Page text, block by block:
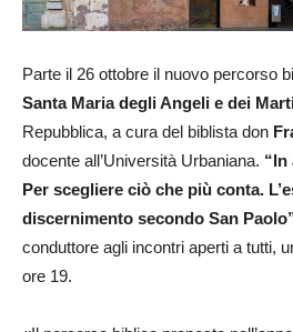
Parte il 26 ottobre il nuovo percorso
Santa Maria degli Angeli e dei
Repubblica, a cura del biblista don
docente all’Università Urbaniana. “In
Per scegliere ciò che più conta.
discernimento secondo San
conduttore agli incontri aperti a tutti,
ore 19.